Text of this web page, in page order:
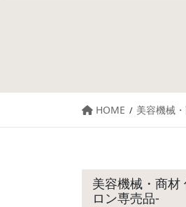
HOME 美容機械
美容機械・商材
ロン専売品-